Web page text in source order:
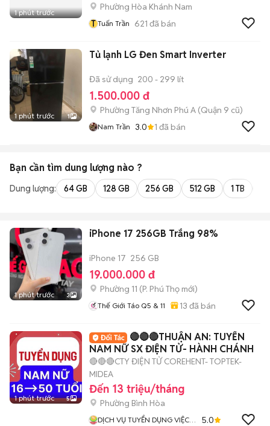
1 phút trước
Phường Hòa Khánh Nam
T Tuấn Trần 621 đã bán
1 phút trước 1
Tủ lạnh LG Đen Smart Inverter
Đã sử dụng 200 - 299 lít
1.500.000 đ
Phường Tăng Nhơn Phú A (Quận 9 cũ)
Nam Trần 3.0 1 đã bán
Bạn cần tìm dung lượng nào ?
Dung lượng: 64 GB 128 GB 256 GB 512 GB 1 TB
1 phút trước 3
iPhone 17 256GB Trắng 98%
iPhone 17 256 GB
19.000.000 đ
Phường 11 (P. Phú Thọ mới)
Thế Giới Táo Q5 & 11 13 đã bán
1 phút trước 5
🔴🔴🔴THUẬN AN: TUYỂN
NAM NỮ SX ĐIỆN TỬ- HÀNH CHÁNH
🔴🔴🔴CTY ĐIỆN TỬ COREHENT- TOPTEK-
MIDEA
Đến 13 triệu/tháng
Phường Bình Hòa
DỊCH VỤ TUYỂN DỤNG VIỆC
5.0